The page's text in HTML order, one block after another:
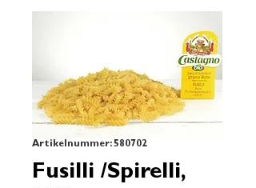
Artikelnummer: 580702
Fusilli /Spirelli,